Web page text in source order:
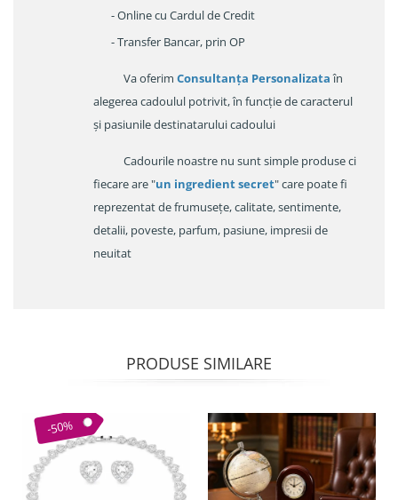
- Online cu Cardul de Credit
- Transfer Bancar, prin OP
Va oferim Consultanța Personalizataîn
alegerea cadoulul potrivit, în funcție de caracterul
și pasiunile destinatarului cadoului
Cadourile noastre nu sunt simple produse ci
fiecare are "un ingredient secret" care poate fi
reprezentat de frumusețe, calitate, sentimente,
detalii, poveste, parfum, pasiune, impresii de
neuitat
PRODUSE SIMILARE
-50%